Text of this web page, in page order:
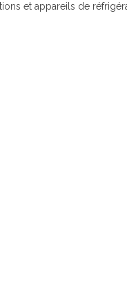
et appareils de